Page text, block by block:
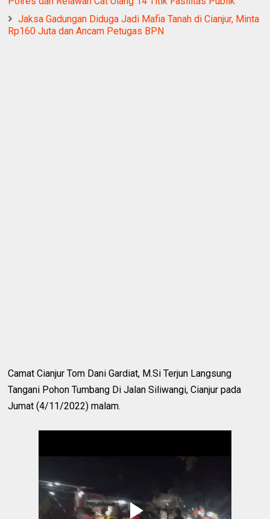
Jaksa Gadungan Diduga Jadi Mafia Tanah di Cianjur, Minta
Rp160 Juta dan Ancam Petugas BPN
Camat Cianjur Tom Dani Gardiat, M.Si Terjun Langsung
Tangani Pohon Tumbang Di Jalan Siliwangi, Cianjur pada
Jumat (4/11/2022) malam.